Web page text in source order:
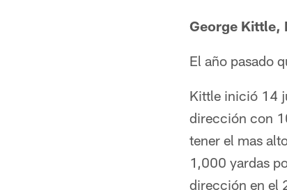
George Kittle,
El año pasado
Kittle inició 14
dirección con
tener el mas
1,000 yardas
dirección en el